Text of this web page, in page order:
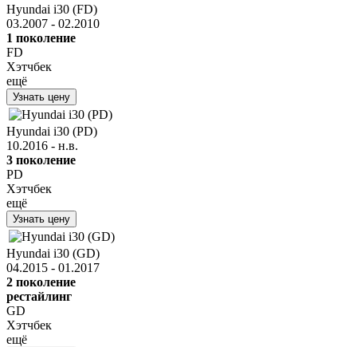
Hyundai i30 (FD)
03.2007 - 02.2010
1 поколение
FD
Хэтчбек
ещё
Узнать цену
Hyundai i30 (PD)
10.2016 - н.в.
3 поколение
PD
Хэтчбек
ещё
Узнать цену
Hyundai i30 (GD)
04.2015 - 01.2017
2 поколение
рестайлинг
GD
Хэтчбек
ещё